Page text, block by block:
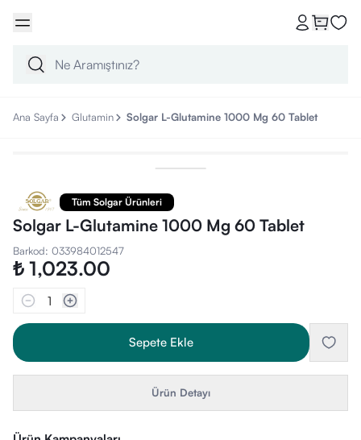
Ana Sayfa Glutamin Solgar L-Glutamine 1000 Mg 60 Tablet
Tüm Solgar Ürünleri
Solgar L-Glutamine 1000 Mg 60 Tablet
Barkod: 033984012547
₺ 1,023.00
1
Sepete Ekle
Ürün Detayı